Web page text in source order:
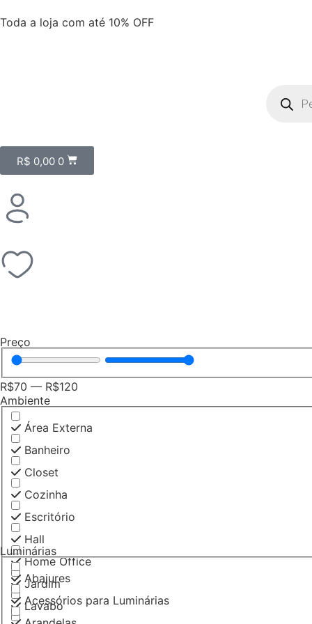
Toda a loja com até 10% OFF
R$ 0,00 0
Preço
R$70 — R$120
Ambiente
Área Externa
Banheiro
Closet
Cozinha
Escritório
Hall
Home Office
Jardim
Lavabo
Luminárias
Abajures
Acessórios para Luminárias